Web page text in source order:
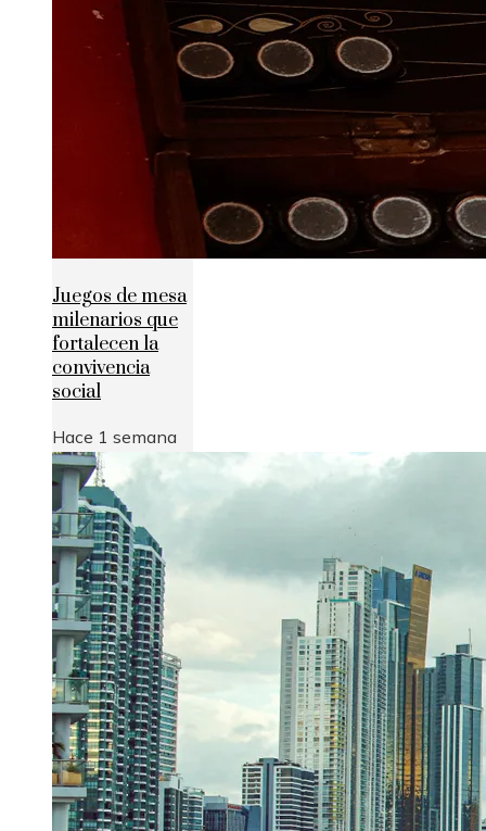
Juegos de mesa
milenarios que
fortalecen la
convivencia
social
Hace 1 semana